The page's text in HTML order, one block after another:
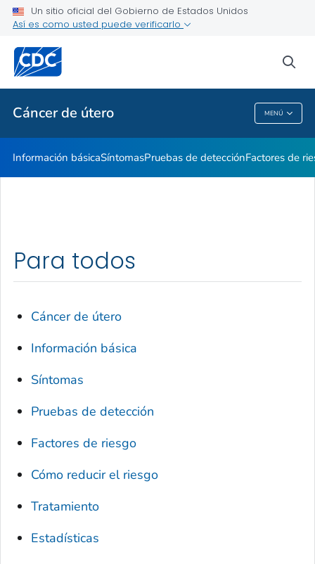
Un sitio oficial del Gobierno de Estados Unidos
Así es como usted puede verificarlo
Cáncer de útero MENÚ
Recursos para compartir
Temas relacionados
Cáncer De Útero
Información básicaSíntomasPruebas de detecciónFactores de
Para todos
Cáncer de útero
Información básica
Síntomas
Pruebas de detección
Factores de riesgo
Cómo reducir el riesgo
Tratamiento
Estadísticas